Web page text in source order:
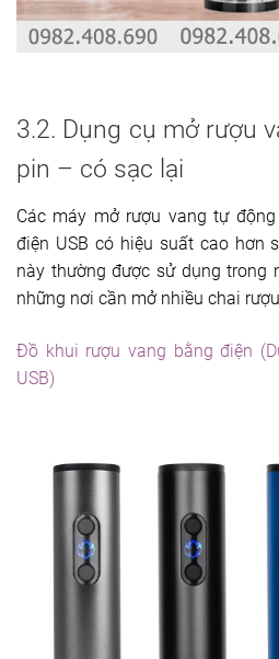
3.2. Dụng cụ mở rượu
pin – có sạc lại
Các máy mở rượu vang tự
điện USB có hiệu suất cao hơn
này thường được sử dụng trong
những nơi cần mở nhiều chai
Đồ khui rượu vang bằng điện
USB)